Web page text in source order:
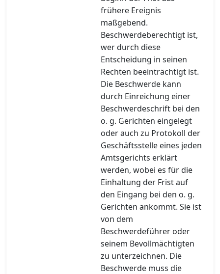
frühere Ereignis
maßgebend.
Beschwerdeberechtigt ist,
wer durch diese
Entscheidung in seinen
Rechten beeinträchtigt ist.
Die Beschwerde kann
durch Einreichung einer
Beschwerdeschrift bei den
o. g. Gerichten eingelegt
oder auch zu Protokoll der
Geschäftsstelle eines jeden
Amtsgerichts erklärt
werden, wobei es für die
Einhaltung der Frist auf
den Eingang bei den o. g.
Gerichten ankommt. Sie ist
von dem
Beschwerdeführer oder
seinem Bevollmächtigten
zu unterzeichnen. Die
Beschwerde muss die